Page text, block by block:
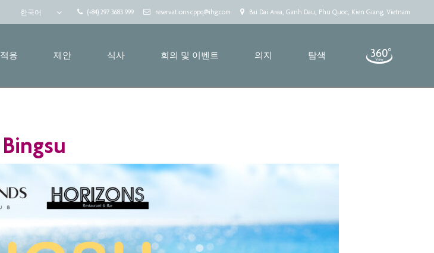
한국어 (+84) 297 3683 999 reservations.cppq@ihg.com Bai Dai Area, Ganh Dau, Phu Quoc, Kien Giang, Vietnam
적응 제안 식사 회의 및 이벤트 의지 탐색
Bingsu